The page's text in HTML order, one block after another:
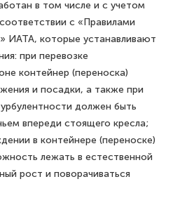
в том числе и с учетом
с «Правилами
ИАТА, которые устанавливают
при перевозке
контейнер (переноска)
и посадки, а также при
должен быть
впереди стоящего кресла;
в контейнере (переноске)
лежать в естественной
рост и поворачиваться